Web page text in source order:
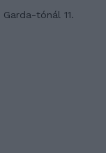
tónál 11.